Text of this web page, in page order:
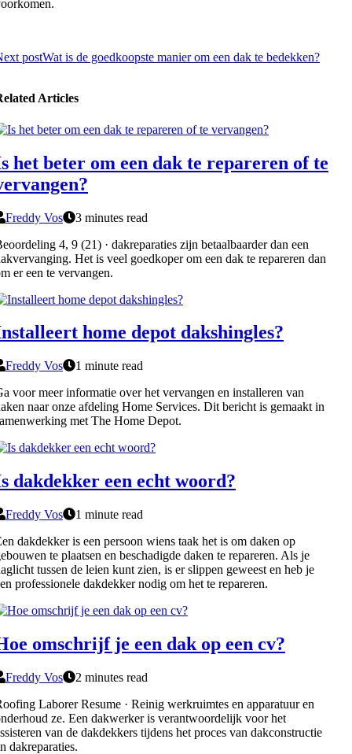
postWat is de goedkoopste manier om een dak te bedekken?
Articles
het beter om een dak te repareren of te
Freddy Vos
3 minutes read
4, 9 (21) · dakreparaties zijn betaalbaarder dan een
Het is veel goedkoper om een dak te repareren dan
er een te vervangen.
home depot dakshingles?
Freddy Vos
1 minute read
voor meer informatie over het vervangen en installeren van
naar onze afdeling Home Services. Dit bericht is gemaakt in
met The Home Depot.
dakdekker een echt woord?
Freddy Vos
1 minute read
dakdekker is een persoon wiens taak het is om daken op
te plaatsen en beschadigde daken te repareren. Als je
tussen de leien kunt zien, is er slippen geweest en heb je
professionele dakdekker nodig om het te repareren.
omschrijf je een dak op een cv?
Freddy Vos
2 minutes read
Laborer Resume · Reinig werkruimtes en apparatuur en
ze. Een dakwerker is verantwoordelijk voor het
van de dakdekkers tijdens het proces van dakconstructie
dakreparaties.